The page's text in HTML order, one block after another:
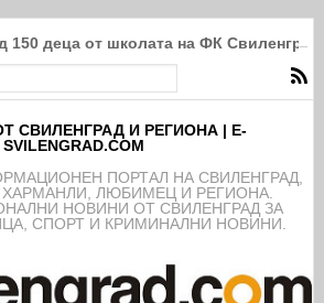
150 деца от школата на ФК
СВИЛЕНГРАД И РЕГИОНА | E-
SVILENGRAD.COM
ПОРТАЛ НА СВИЛЕНГРАД,
ЛЮБИМЕЦ И РЕГИОНА.
НОВИНИ ОТ СВИЛЕНГРАД ЗА
СПОРТ И КРИМИНАЛНИ НОВИНИ.